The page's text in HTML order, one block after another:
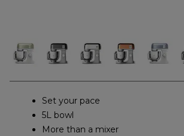
Set your pace
5L bowl
More than a mixer